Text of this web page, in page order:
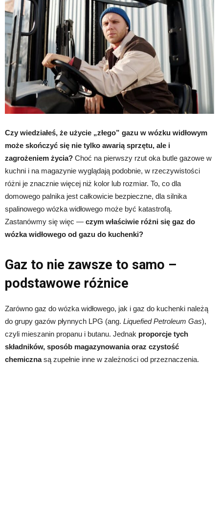
Czy wiedziałeś, że użycie „złego” gazu w wózku widłowym
może skończyć się nie tylko awarią sprzętu, ale i
zagrożeniem życia? Choć na pierwszy rzut oka butle gazowe w
kuchni i na magazynie wyglądają podobnie, w rzeczywistości
różni je znacznie więcej niż kolor lub rozmiar. To, co dla
domowego palnika jest całkowicie bezpieczne, dla silnika
spalinowego wózka widłowego może być katastrofą.
Zastanówmy się więc — czym właściwie różni się gaz do
wózka widłowego od gazu do kuchenki?
Gaz to nie zawsze to samo –
podstawowe różnice
Zarówno gaz do wózka widłowego, jak i gaz do kuchenki należą
do grupy gazów płynnych LPG (ang. Liquefied Petroleum Gas),
czyli mieszanin propanu i butanu. Jednak proporcje tych
składników, sposób magazynowania oraz czystość
chemicznasą zupełnie inne w zależności od przeznaczenia.